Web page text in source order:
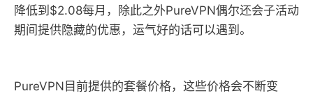
降低到$2.08每月，除此之外PureVPN偶尔还会子活动
期间提供隐藏的优惠，运气好的话可以遇到。
PureVPN目前提供的套餐价格，这些价格会不断变